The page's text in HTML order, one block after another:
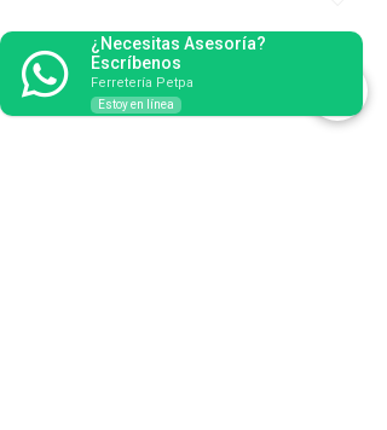
¿Necesitas Asesoría?
Escríbenos
Ferretería Petpa
Estoy en línea